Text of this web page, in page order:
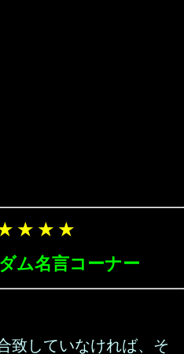
★ ★ ★
ム名言コーナー
致していなければ、そ